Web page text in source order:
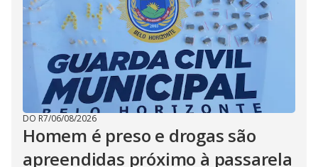
DO R7/06/08/2026
Homem é preso e drogas são
apreendidas próximo à passarela